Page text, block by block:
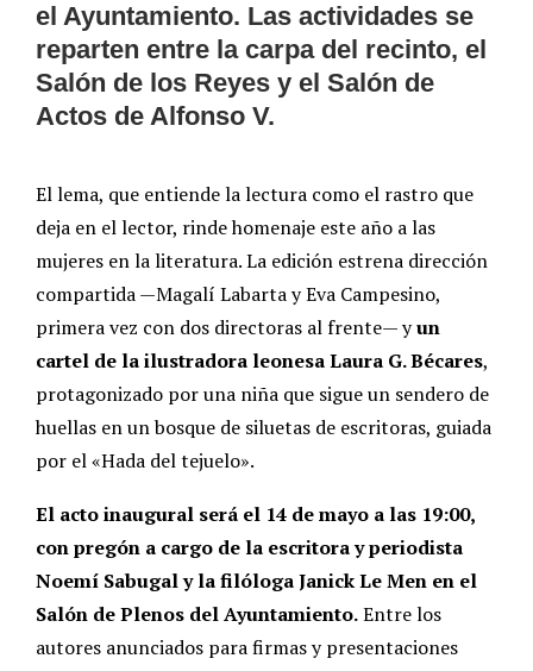
el Ayuntamiento. Las actividades se
reparten entre la carpa del recinto, el
Salón de los Reyes y el Salón de
Actos de Alfonso V.
El lema, que entiende la lectura como el rastro que
deja en el lector, rinde homenaje este año a las
mujeres en la literatura. La edición estrena dirección
compartida —Magalí Labarta y Eva Campesino,
primera vez con dos directoras al frente— yun
cartel de la ilustradora leonesa Laura G. Bécares,
protagonizado por una niña que sigue un sendero de
huellas en un bosque de siluetas de escritoras, guiada
por el «Hada del tejuelo».
El acto inaugural será el 14 de mayo a las 19:00,
con pregón a cargo de la escritora y periodista
Noemí Sabugal y la filóloga Janick Le Men en el
Salón de Plenos del Ayuntamiento.Entre los
autores anunciados para firmas y presentaciones